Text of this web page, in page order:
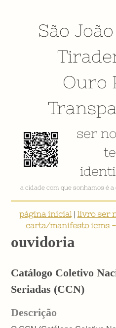
São
Ouro
ser
a cidade com que sonhamos é
página inicial| livro ser
carta/manifesto icms
ouvidoria
Catálogo Coletivo
Seriadas (CCN)
Descrição